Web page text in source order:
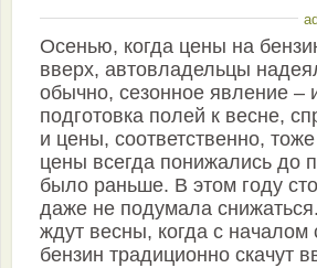
Осенью, когда цены на
вверх, автовладельцы
обычно, сезонное явление –
подготовка полей к весне,
и цены, соответственно,
цены всегда понижались до
было раньше. В этом году
даже не подумала
ждут весны, когда с началом
бензин традиционно скачут